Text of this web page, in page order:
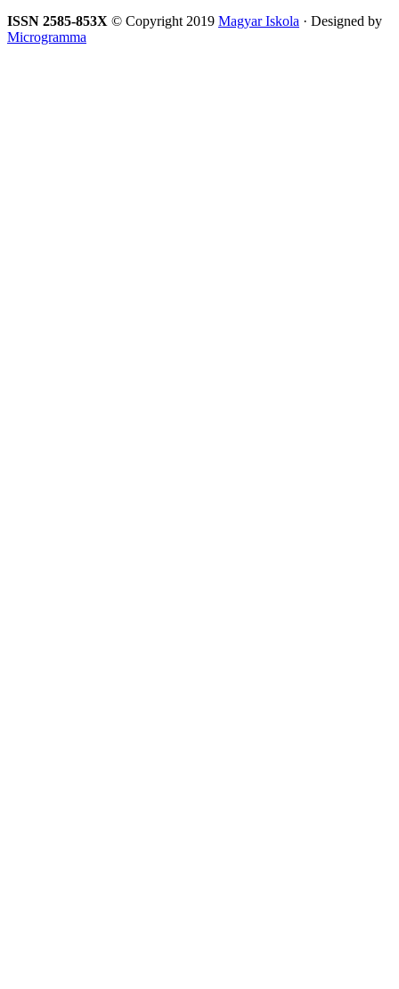
ISSN 2585-853X © Copyright 2019 Magyar Iskola · Designed by
Microgramma